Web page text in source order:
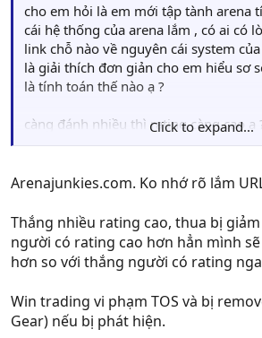
cho em hỏi là em mới tập tành arena
cái hệ thống của arena lắm , có ai có
link chỗ nào về nguyên cái system
là giải thích đơn giản cho em hiểu sơ
là tính toán thế nào ạ ?
càng đánh nhiều thì rating càng cao ạ
thắng cao hơn thì mới được ạ ?
trade win thì có vi phạm TOS của nó
Click to expand...
Arenajunkies.com. Ko nhớ rõ lắm
Thắng nhiều rating cao, thua bị
người có rating cao hơn hẳn mình
hơn so với thắng người có rating
Win trading vi phạm TOS và bị
Gear) nếu bị phát hiện.